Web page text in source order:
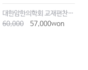
대한암한의학회 교재편찬위원회
60,000
57,000won